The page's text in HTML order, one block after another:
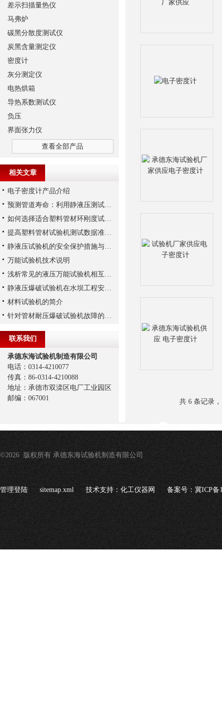
共 6 条记录
差示扫描量热仪
马弗炉
碳黑分散度测试仪
炭黑含量测定仪
密度计
灰分测定仪
电热烘箱
导热系数测试仪
负压
界面张力仪
查看全部产品
相关文章
电子密度计产品介绍
预测管道寿命：利用静液压测试机进行长期静液压强度试验
如何选择适合塑料管材环刚度试验机的测试方法？
提高塑料管材试验机测试数据准确性与重复性的要点
静液压试验机的安全保护措施与操作注意事项
万能试验机技术说明
浅析常见的液压万能试验机相互不同之处
静液压爆破试验机在水坝工程安全评估中的应用
材料试验机的简介
针对管材耐压爆破试验机故障的预防措施
联系我们
承德东海试验机制造有限公司
电话：0314-4210077
传真：86-0314-4210088
地址：承德市双滦区电厂工业园区
邮编：067001
©2026 版权所有 承德东海试验机制造有限公司
管理登陆 sitemap.xml 技术支持：化工仪器网 备案号：冀ICP备